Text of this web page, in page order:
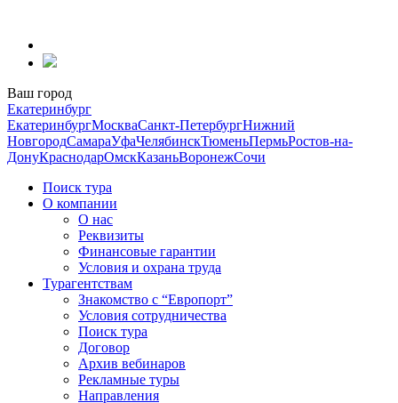
содержанию
Ваш город
Екатеринбург
ЕкатеринбургМоскваСанкт-ПетербургНижний
НовгородСамараУфаЧелябинскТюменьПермьРостов-на-
ДонуКраснодарОмскКазаньВоронежСочи
Поиск тура
О компании
О нас
Реквизиты
Финансовые гарантии
Условия и охрана труда
Турагентствам
Знакомство с “Европорт”
Условия сотрудничества
Поиск тура
Договор
Архив вебинаров
Рекламные туры
Направления